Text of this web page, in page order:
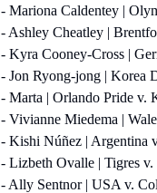
- Mariona Caldentey |
- Ashley Cheatley |
- Kyra Cooney-Cross |
- Jon Ryong-jong | Korea
- Marta | Orlando Pride v.
- Vivianne Miedema |
- Kishi Núñez | Argentina
- Lizbeth Ovalle | Tigres
- Ally Sentnor | USA v.